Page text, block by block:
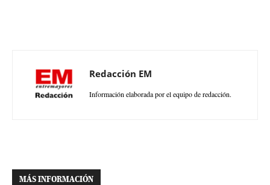
Redacción EM
Información elaborada por el equipo de redacción.
MÁS INFORMACIÓN